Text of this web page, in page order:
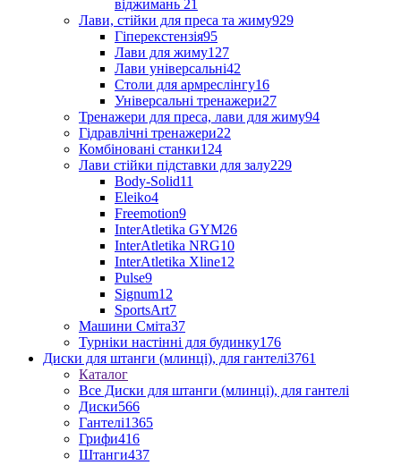
віджимань 21
Лави, стійки для преса та жиму929
Гіперекстензія95
Лави для жиму127
Лави універсальні42
Столи для армреслінгу16
Універсальні тренажери27
Тренажери для преса, лави для жиму94
Гідравлічні тренажери22
Комбіновані станки124
Лави стійки підставки для залу229
Body-Solid11
Eleiko4
Freemotion9
InterAtletika GYM26
InterAtletika NRG10
InterAtletika Xline12
Pulse9
Signum12
SportsArt7
Машини Сміта37
Турніки настінні для будинку176
Диски для штанги (млинці), для гантелі3761
Каталог
Все Диски для штанги (млинці), для гантелі
Диски566
Гантелі1365
Грифи416
Штанги437